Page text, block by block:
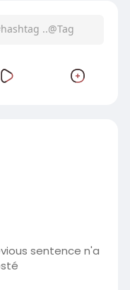
sentence n'a